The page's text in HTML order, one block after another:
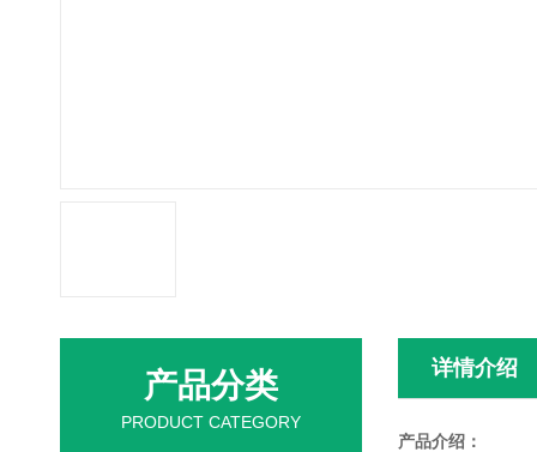
详情介绍
产品介绍：
产品分类
PRODUCT CATEGORY